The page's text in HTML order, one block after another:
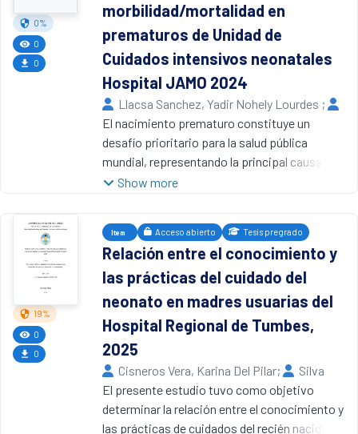
0%
0
0
morbilidad/mortalidad en
prematuros de Unidad de
Cuidados intensivos neonatales
Hospital JAMO 2024
Llacsa Sanchez, Yadir Nohely Lourdes ;
Cervantes Rujel, Balgelica Antazara ,
2024
Universidad Nacional de Tumbes
El nacimiento prematuro constituye un
desafío prioritario para la salud pública
mundial, representando la principal causa de
mortalidad neonatal y una fuente significativa
complicaciones siguen siendo elevadas,
especialmente en contextos con
limitaciones de recursos. Este estudio,
desarrollado en la Unidad de Cuidados
Intensivos Neonatales del Hospital JAMO
durante 2024, tiene como objetivo identificar
los factores de riesgo asociados a la
morbilidad y mortalidad en neonatos
prematuros. A través de un enfoque analítico,
se pretende proponer estrategias de mejora
en la atención hospitalaria y contribuir al
Show more
19%
0
0
Item Acceso abierto Tesis pregrado
Relación entre el conocimiento y
las prácticas del cuidado del
neonato en madres usuarias del
Hospital Regional de Tumbes,
2025
Cisneros Vera, Karina Del Pilar;
Silva
Rodríguez , José Miguel ,
2025
Universidad Nacional de Tumbes
El presente estudio tuvo como objetivo
determinar la relación entre el conocimiento y
las prácticas de cuidados del recién nacido en